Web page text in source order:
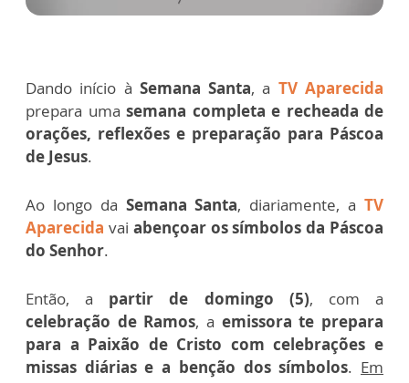
Dando início à Semana Santa, a TV Aparecida
prepara uma semana completa e recheada de
orações, reflexões e preparação para Páscoa
de Jesus.
Ao longo da Semana Santa, diariamente, aTV
Aparecida vai abençoar os símbolos da Páscoa
do Senhor.
Então, a partir de domingo (5), com a
celebração de Ramos, a emissora te prepara
para a Paixão de Cristo com celebrações e
missas diárias e a benção dos símbolos. Em